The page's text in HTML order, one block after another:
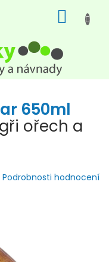
KOŠÍK
650ml
ořech a
Podrobnosti hodnocení